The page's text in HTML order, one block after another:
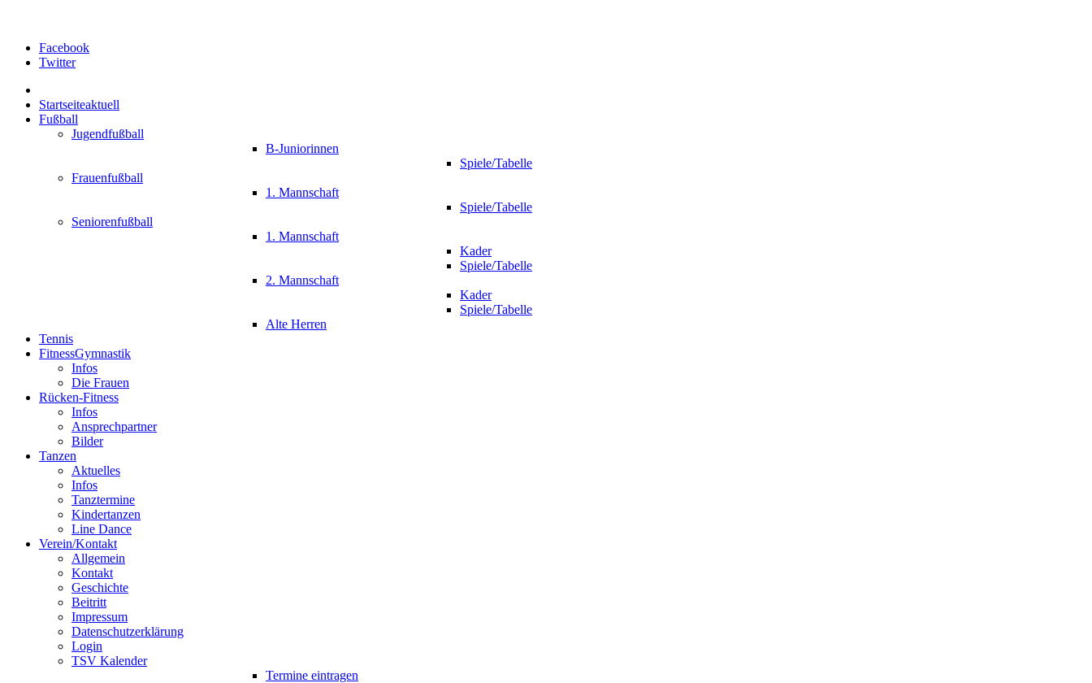
Facebook
Twitter
Startseiteaktuell
Fußball
Jugendfußball
B-Juniorinnen
Spiele/Tabelle
Frauenfußball
1. Mannschaft
Spiele/Tabelle
Seniorenfußball
1. Mannschaft
Kader
Spiele/Tabelle
2. Mannschaft
Kader
Spiele/Tabelle
Alte Herren
Tennis
FitnessGymnastik
Infos
Die Frauen
Rücken-Fitness
Infos
Ansprechpartner
Bilder
Tanzen
Aktuelles
Infos
Tanztermine
Kindertanzen
Line Dance
Verein/Kontakt
Allgemein
Kontakt
Geschichte
Beitritt
Impressum
Datenschutzerklärung
Login
TSV Kalender
Termine eintragen